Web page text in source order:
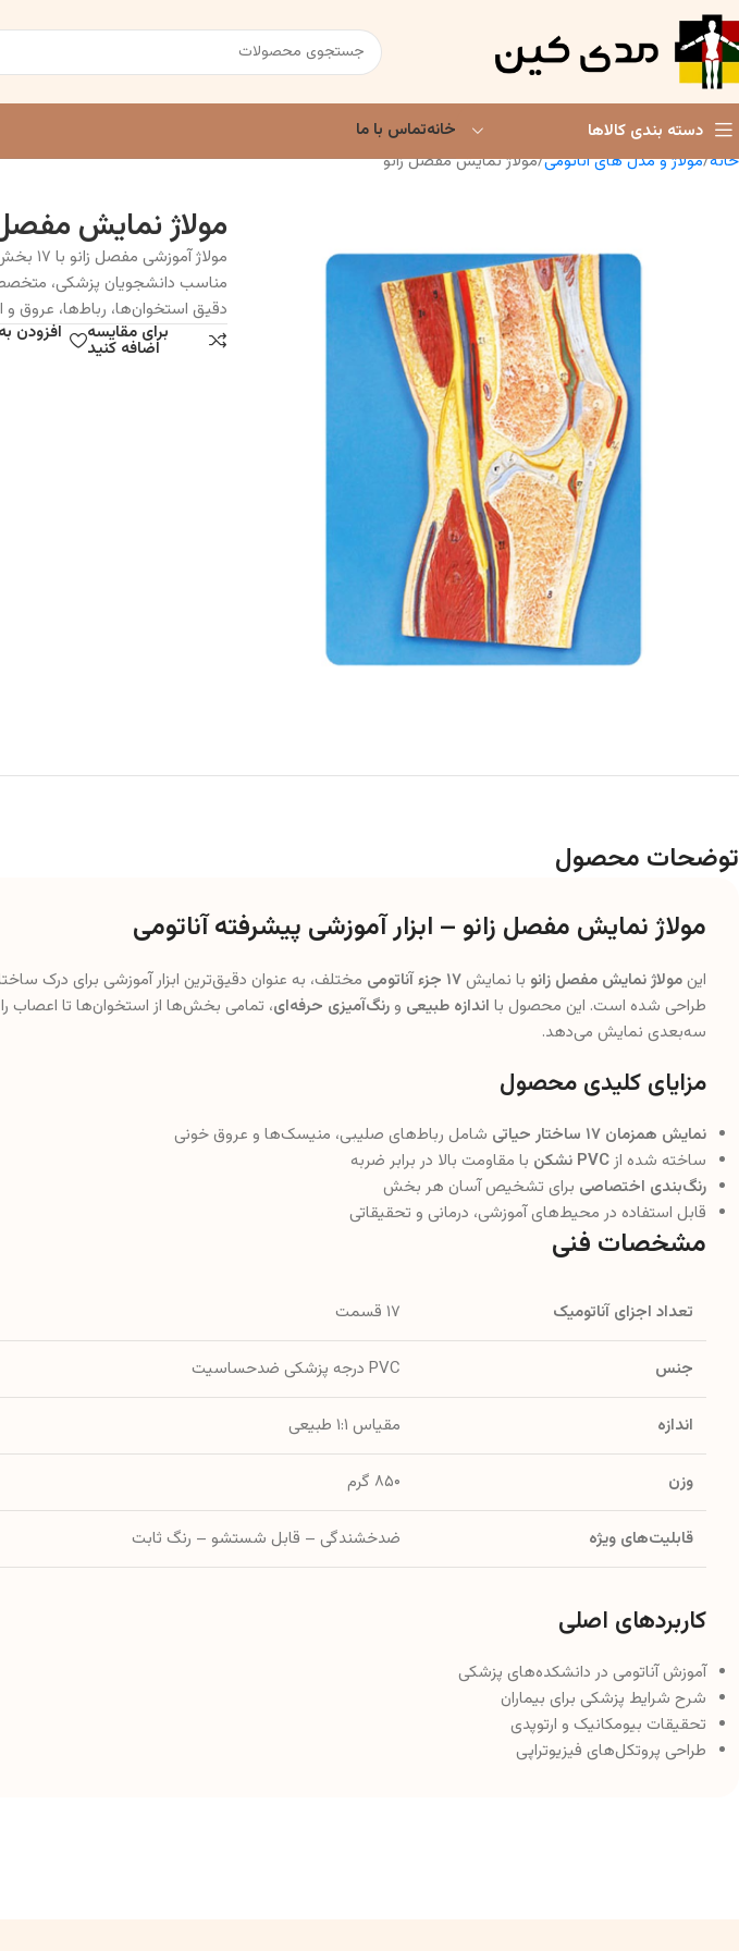
دسته بندی کالاها خانهتماس با ما
خانه مولاژ و مدل های آناتومی مولاژ نمایش مفصل زانو
مولاژ نمایش مفصل
مناسب دانشجویان پزشکی،
دقیق استخوان‌ها، رباط‌ها، عروق و
برای مقایسه
اضافه کنید
افزودن
توضحات محصول
مولاژ نمایش مفصل زانو – ابزار آموزشی پیشرفته آناتومی
اینمولاژ نمایش مفصل زانو با نمایش۱۷ جزء آناتومی
مختلف، به عنوان دقیق‌ترین ابزار آموزشی برای درک
طراحی شده است. این محصول با اندازه طبیعی و رنگ‌آمیزی حرفه‌ای، تمامی بخش‌ها از استخوان‌ها تا اعصاب
سه‌بعدی نمایش می‌دهد.
مزایای کلیدی محصول
نمایش همزمان ۱۷ ساختار حیاتی
شامل رباط‌های صلیبی، منیسک‌ها و عروق خونی
ساخته شده ازPVC نشکن
با مقاومت بالا در برابر ضربه
رنگ‌بندی اختصاصی برای تشخیص آسان هر بخش
قابل استفاده در محیط‌های آموزشی، درمانی و تحقیقاتی
مشخصات فنی
تعداد اجزای آناتومیک ۱۷ قسمت
جنس PVC درجه پزشکی ضدحساسیت
اندازه مقیاس ۱:۱ طبیعی
وزن ۸۵۰ گرم
قابلیت‌های ویژه ضدخشندگی – قابل شستشو – رنگ ثابت
کاربردهای اصلی
آموزش آناتومی در دانشکده‌های پزشکی
شرح شرایط پزشکی برای بیماران
تحقیقات بیومکانیک و ارتوپدی
طراحی پروتکل‌های فیزیوتراپی